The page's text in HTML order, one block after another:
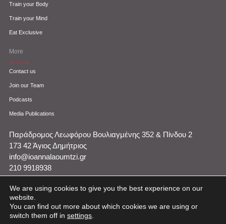
Train your Body
Train your Mind
Eat Exclusive
More
Contact us
Join our Team
Podcasts
Media Publications
Παράδρομος Λεωφόρου Βουλιαγμένης 352 & Πίνδου 2
173 42 Άγιος Δημήτριος
info@ioannalaoumtzi.gr
210 9918938
We are using cookies to give you the best experience on our
website.
You can find out more about which cookies we are using or
switch them off in settings